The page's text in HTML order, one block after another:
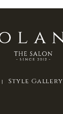
Style Gallery